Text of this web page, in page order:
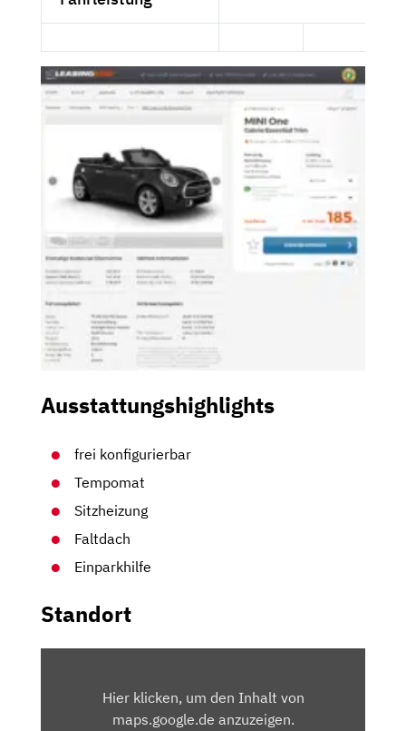
Ausstattungshighlights
frei konfigurierbar
Tempomat
Sitzheizung
Faltdach
Einparkhilfe
Standort
MAPS.GOOGLE.DEHier klicken, um den Inhalt von
maps.google.de anzuzeigen.